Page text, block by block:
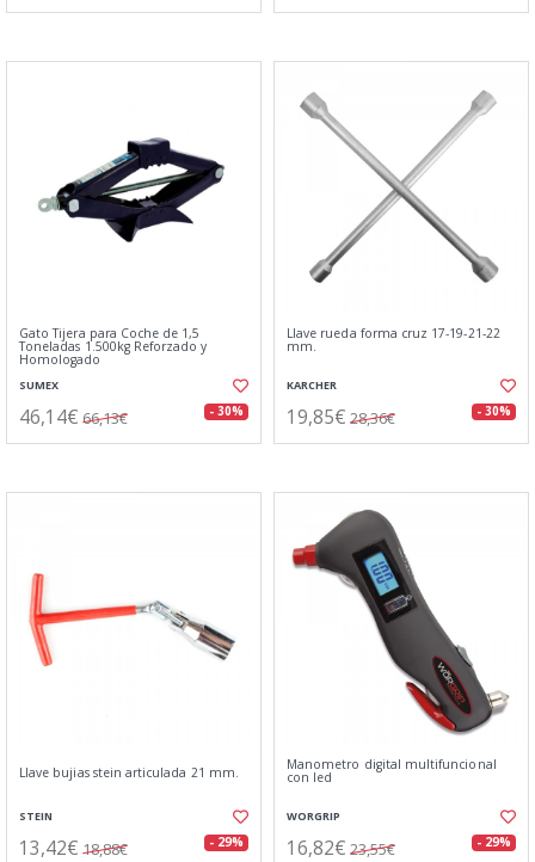
Gato Tijera para Coche de 1,5
Toneladas 1.500kg Reforzado y
Homologado
SUMEX
46,14€ 66,13€ - 30%
Llave rueda forma cruz 17-19-21-22
mm.
KARCHER
19,85€ 28,36€ - 30%
Llave bujias stein articulada 21 mm.
STEIN
13,42€ 18,88€ - 29%
Manometro digital multifuncional
con led
WORGRIP
16,82€ 23,55€ - 29%